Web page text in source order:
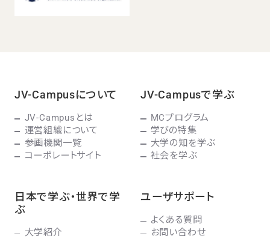
JV-Campusについて
JV-Campusとは
運営組織について
参画機関一覧
コーポレートサイト
JV-Campusで学ぶ
MCプログラム
学びの特集
大学の知を学ぶ
社会を学ぶ
日本で学ぶ・世界で学
ぶ
大学紹介
ユーザサポート
よくある質問
お問い合わせ